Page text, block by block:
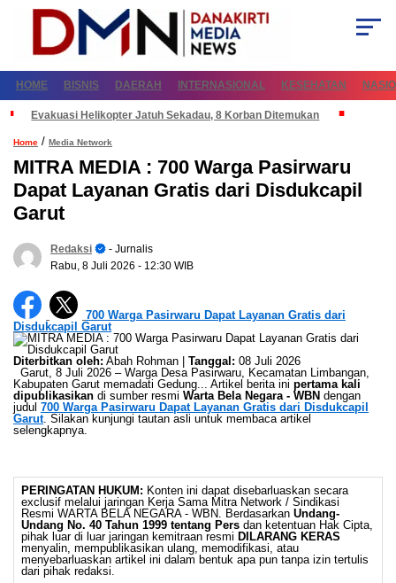
HOME BISNIS DAERAH INTERNASIONAL KESEHATAN
Evakuasi Helikopter Jatuh Sekadau, 8 Korban Ditemukan
Home / Media Network
MITRA MEDIA : 700 Warga Pasirwaru
Dapat Layanan Gratis dari Disdukcapil
Garut
Redaksi
- Jurnalis
Rabu, 8 Juli 2026 - 12:30 WIB
700 Warga Pasirwaru Dapat Layanan Gratis dari
Disdukcapil Garut
Diterbitkan oleh: Abah Rohman | Tanggal: 08 Juli 2026
Garut, 8 Juli 2026 – Warga Desa Pasirwaru, Kecamatan Limbangan,
Kabupaten Garut memadati Gedung... Artikel berita ini pertama kali
dipublikasikan di sumber resmi Warta Bela Negara - WBN dengan
judul 700 Warga Pasirwaru Dapat Layanan Gratis dari Disdukcapil
Garut. Silakan kunjungi tautan asli untuk membaca artikel
selengkapnya.
PERINGATAN HUKUM: Konten ini dapat disebarluaskan secara
exclusif melalui jaringan Kerja Sama Mitra Network / Sindikasi
Resmi WARTA BELA NEGARA - WBN. Berdasarkan Undang-
Undang No. 40 Tahun 1999 tentang Pers dan ketentuan Hak Cipta,
pihak luar di luar jaringan kemitraan resmi DILARANG KERAS
menyalin, mempublikasikan ulang, memodifikasi, atau
menyebarluaskan artikel ini dalam bentuk apa pun tanpa izin tertulis
dari pihak redaksi.